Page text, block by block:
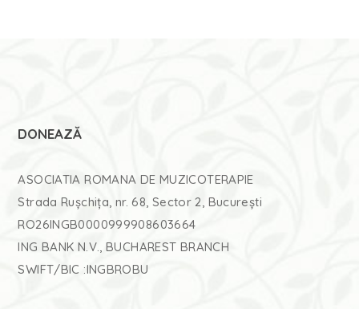
DONEAZĂ
ASOCIATIA ROMANA DE MUZICOTERAPIE
Strada Rușchița, nr. 68, Sector 2, București
RO26INGB0000999908603664
ING BANK N.V., BUCHAREST BRANCH
SWIFT/BIC :INGBROBU